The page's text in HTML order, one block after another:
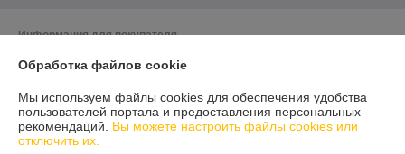
Информация для покупателя
Индивидуальный предприниматель:
Регистрационный номер ЕГР: 690592626
УНП: 690592626
Обработка файлов cookie
Мы используем файлы cookies для обеспечения удобства
пользователей портала и предоставления персональных
рекомендаций. Вы можете настроить файлы cookies или
отключить их.